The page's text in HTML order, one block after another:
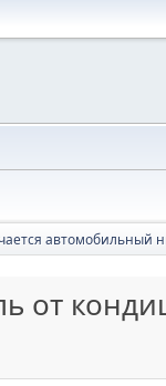
автомобильный
от